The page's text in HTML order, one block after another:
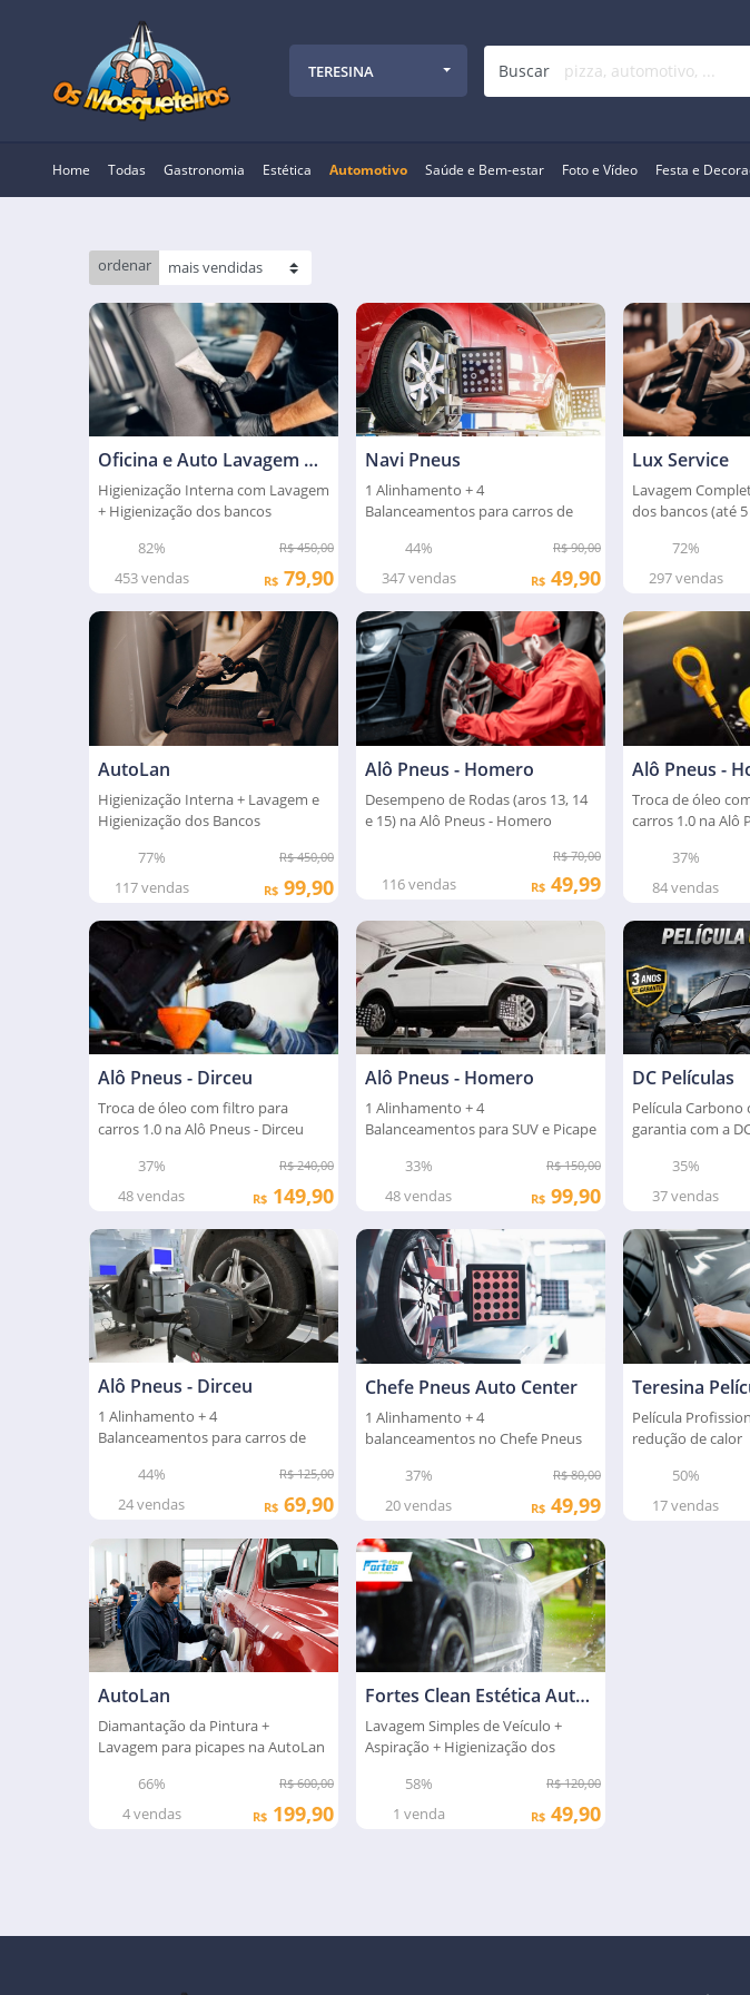
TERESINA Buscar
Home Todas Gastronomia Estética Automotivo Saúde e Bem-estar Foto e Vídeo Festa e
ordenar
Oficina e Auto Lavagem O Kleber
Higienização Interna com Lavagem
+ Higienização dos bancos
82%
R$ 450,00
453vendas R$ 79,90
Navi Pneus
1 Alinhamento + 4
Balanceamentos para carros de
44% R$ 90,00
347vendas R$ 49,90
Lux Service
Lavagem
dos bancos (até
72%
297vendas
AutoLan
Higienização Interna + Lavagem e
Higienização dos Bancos
77%
R$ 450,00
117vendas R$ 99,90
Alô Pneus - Homero
Desempeno de Rodas (aros 13, 14
e 15) na Alô Pneus - Homero
R$ 70,00
116vendas R$ 49,99
Alô Pneus -
Troca de óleo
carros 1.0 na Alô
37%
84vendas
Alô Pneus - Dirceu
Troca de óleo com filtro para
carros 1.0 na Alô Pneus - Dirceu
37%
R$ 240,00
48vendas R$ 149,90
Alô Pneus - Homero
1 Alinhamento + 4
Balanceamentos para SUV e Picape
33%
R$ 150,00
48vendas R$ 99,90
DC Películas
Película Carbono
garantia com a
35%
37vendas
Alô Pneus - Dirceu
1 Alinhamento + 4
Balanceamentos para carros de
44% R$ 125,00
24vendas R$ 69,90
Chefe Pneus Auto Center
1 Alinhamento + 4
balanceamentos no Chefe Pneus
37% R$ 80,00
20vendas R$ 49,99
Película
redução de calor
50%
17vendas
AutoLan
Diamantação da Pintura +
Lavagem para picapes na AutoLan
66%
R$ 600,00
4vendas R$ 199,90
Fortes Clean Estética Automotiva
Lavagem Simples de Veículo +
Aspiração + Higienização dos
58% R$ 120,00
1 venda R$ 49,90